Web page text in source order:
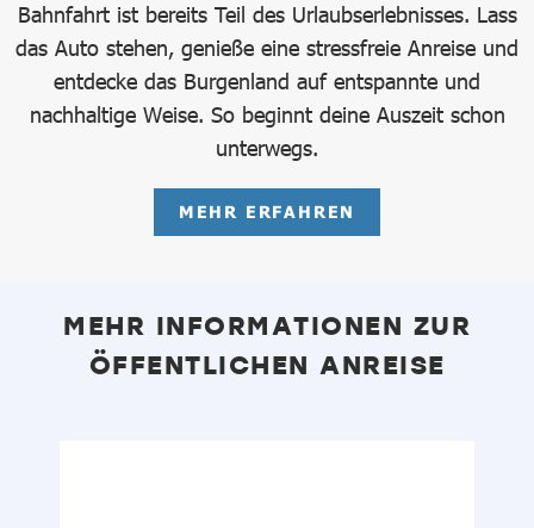
Bahnfahrt ist bereits Teil des Urlaubserlebnisses. Lass
das Auto stehen, genieße eine stressfreie Anreise und
entdecke das Burgenland auf entspannte und
nachhaltige Weise. So beginnt deine Auszeit schon
unterwegs.
MEHR ERFAHREN
MEHR INFORMATIONEN ZUR
ÖFFENTLICHEN ANREISE